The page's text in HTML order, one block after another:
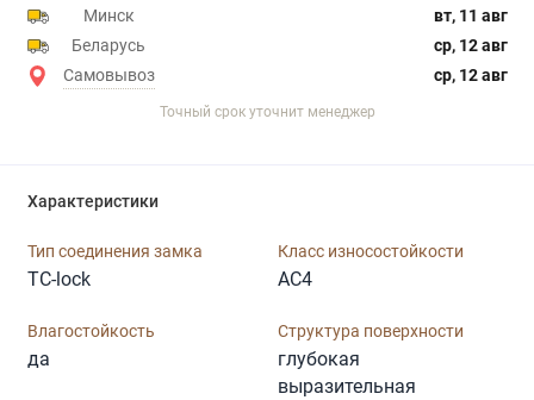
Минск
вт, 11 авг
Беларусь
ср, 12 авг
Самовывоз
ср, 12 авг
Точный срок уточнит менеджер
Характеристики
Тип соединения замка
TC-lock
Класс износостойкости
AC4
Влагостойкость
да
Структура поверхности
глубокая
выразительная